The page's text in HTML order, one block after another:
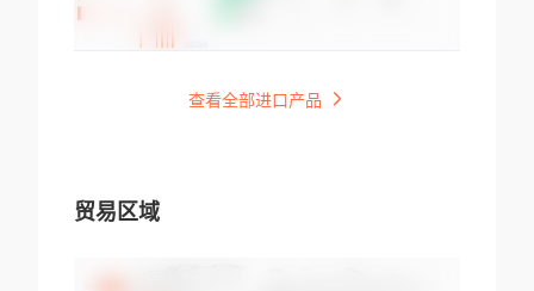
查看全部进口产品
贸易区域